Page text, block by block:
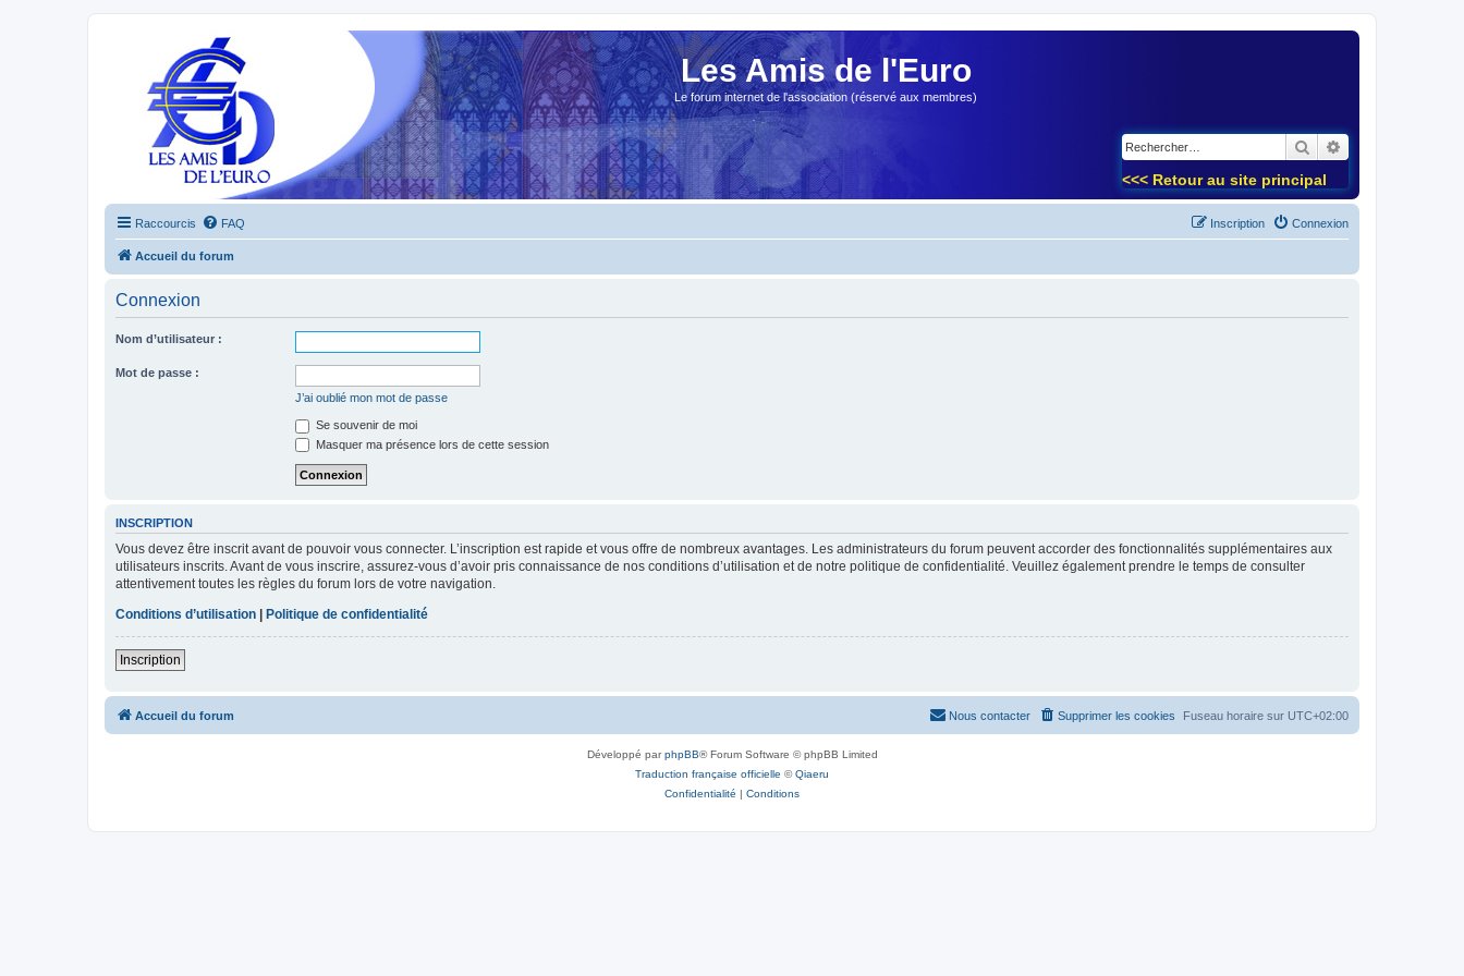
Les Amis de l'Euro
Le forum internet de l'association (réservé aux membres)
Rechercher
<<< Retour au site principal
Raccourcis FAQ Connexion
Inscription
Accueil du forum
Connexion
Nom d’utilisateur :
Mot de passe :
J’ai oublié mon mot de passe
Se souvenir de moi
Masquer ma présence lors de cette session
INSCRIPTION
Vous devez être inscrit avant de pouvoir vous connecter. L’inscription est rapide et vous offre de nombreux avantages. Les administrateurs du forum peuvent accorder des fonctionnalités supplémentaires aux
utilisateurs inscrits. Avant de vous inscrire, assurez-vous d’avoir pris connaissance de nos conditions d’utilisation et de notre politique de confidentialité. Veuillez également prendre le temps de consulter
attentivement toutes les règles du forum lors de votre navigation.
Conditions d’utilisation | Politique de confidentialité
Inscription
Accueil du forum Fuseau horaire sur UTC+02:00
Supprimer les cookies
Nous contacter
Développé parphpBB® Forum Software © phpBB Limited
Traduction française officielle ©Qiaeru
Confidentialité | Conditions